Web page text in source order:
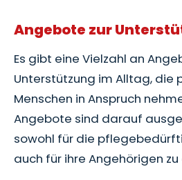
Angebote zur
Es gibt eine Vielzahl an
Unterstützung im Alltag,
Menschen in Anspruch
Angebote sind darauf
sowohl für die
auch für ihre Angehörigen